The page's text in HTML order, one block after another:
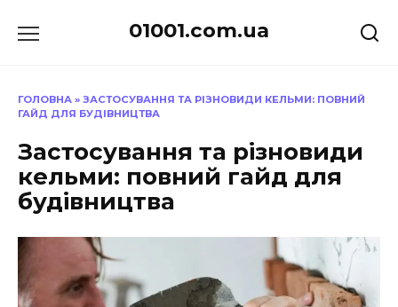
до
01001.com.ua
ГОЛОВНА » ЗАСТОСУВАННЯ ТА РІЗНОВИДИ КЕЛЬМИ: ПОВНИЙ
ГАЙД ДЛЯ БУДІВНИЦТВА
Застосування та різновиди
кельми: повний гайд для
будівництва